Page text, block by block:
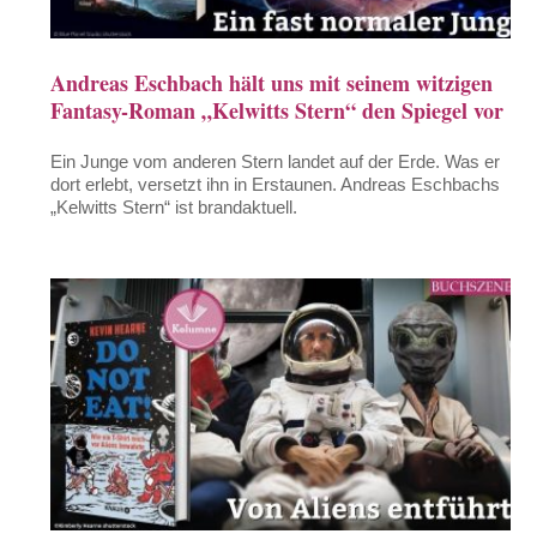
Andreas Eschbach hält uns mit seinem witzigen
Fantasy-Roman „Kelwitts Stern“ den Spiegel vor
Ein Junge vom anderen Stern landet auf der Erde. Was er
dort erlebt, versetzt ihn in Erstaunen. Andreas Eschbachs
„Kelwitts Stern“ ist brandaktuell.